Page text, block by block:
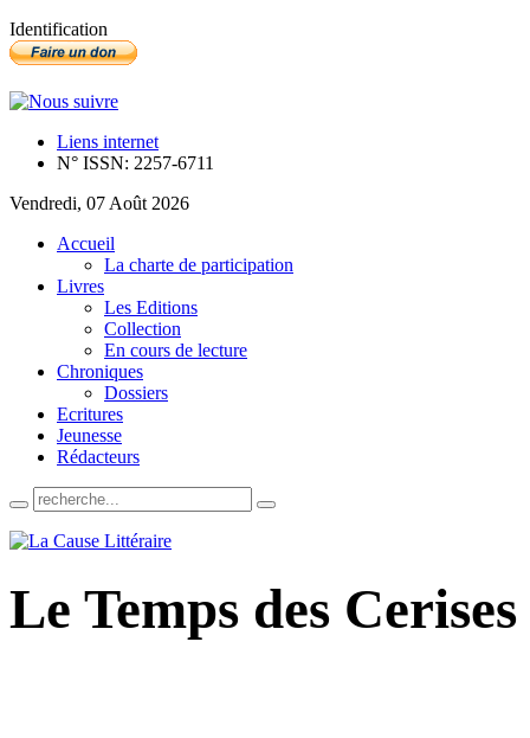
Identification
Liens internet
N° ISSN: 2257-6711
Vendredi, 07 Août 2026
Accueil
La charte de participation
Livres
Les Editions
Collection
En cours de lecture
Chroniques
Dossiers
Ecritures
Jeunesse
Rédacteurs
Le Temps des Cerises